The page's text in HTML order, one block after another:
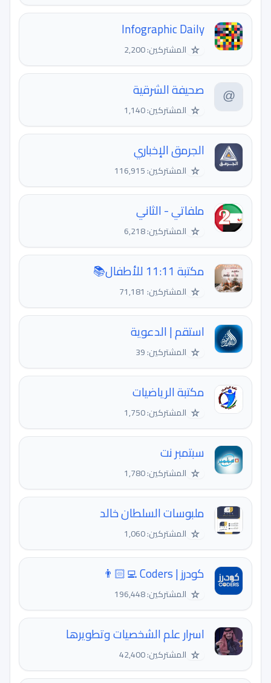
Infographic Daily
☆ المشتركين: 2,200
صحيفة الشرقية
☆ المشتركين: 1,140
الجرمق الإخباري
☆ المشتركين: 116,915
ملفاتي - الثاني
☆ المشتركين: 6,218
مكتبة 11:11 للأطفال📚
☆ المشتركين: 71,181
استقم | الدعوية
☆ المشتركين: 39
مكتبة الرياضيات
☆ المشتركين: 1,750
سبتمبر نت
☆ المشتركين: 1,780
ملبوسات السلطان خالد
☆ المشتركين: 1,060
كودرز | Coders 👨🏻‍💻
☆ المشتركين: 196,448
اسرار علم الشخصيات وتطويرها
☆ المشتركين: 42,400